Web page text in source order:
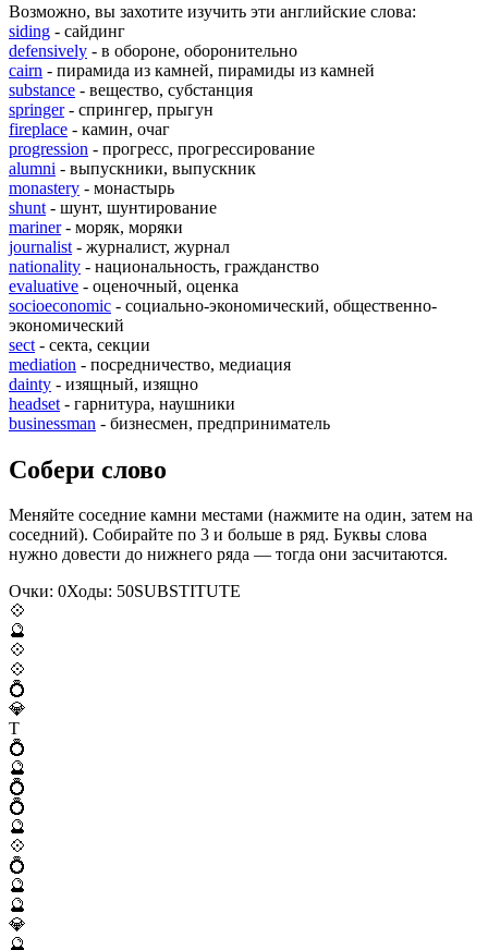
Возможно, вы захотите изучить эти английские слова:
siding - сайдинг
defensively - в обороне, оборонительно
cairn - пирамида из камней, пирамиды из камней
substance - вещество, субстанция
springer- спрингер, прыгун
fireplace - камин, очаг
progression - прогресс, прогрессирование
alumni - выпускники, выпускник
monastery - монастырь
shunt - шунт, шунтирование
mariner- моряк, моряки
journalist - журналист, журнал
nationality - национальность, гражданство
evaluative - оценочный, оценка
socioeconomic - социально-экономический, общественно-
экономический
sect - секта, секции
mediation - посредничество, медиация
dainty - изящный, изящно
headset - гарнитура, наушники
businessman - бизнесмен, предприниматель
Собери слово
Меняйте соседние камни местами (нажмите на один, затем на
соседний). Собирайте по 3 и больше в ряд. Буквы слова
нужно довести до нижнего ряда — тогда они засчитаются.
Очки: 0Ходы: 50SUBSTITUTE
💠
🔮
💠
💠
💍
💎
T
💍
🔮
💍
💍
🔮
💠
💍
🔮
🔮
💎
🔮